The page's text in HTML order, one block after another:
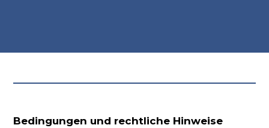
Bedingungen und rechtliche Hinweise